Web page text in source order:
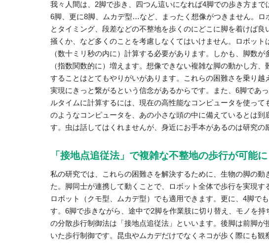
我々人間は、2脚で歩き、四つん這いになれば4脚での歩き方ま
6脚、更に8脚、ムカデ型…など、まったく想像がつきません。
とタイミング、段差などの不整地を歩くのにどこに脚を着けば
掻くか、など多くのことを考慮しなくてはいけません。ロボッ
（数十ミリ秒の内に）計算する必要があります。しかも、脚数
（指数関数的に）増えます。想像できない複雑な脚の動かし方
することはとてもやりがいがあります。これらの困難さを乗り
実現にきっと繋がるという信念があるからです。また、6脚であ
ルタイムに計算するには、現在の高性能なコンピュータを使っ
のようなコンピュータを、あの小さな頭の中に備えているとは
す。虫は話してはくれませんが、身近にお手本があるのは研究の
「接地点追従法」で複雑な不整地の歩行が可能に
私の研究では、これらの困難さを解決するために、生物の脚の
た。脚同士が連携して動くことで、ロボット全体で歩行を実現
ロボット（クモ型、ムカデ型）でも適用できます。更に、4脚で
す。6脚で歩きながら、途中で2脚を作業肢に切り替え、モノを
の分散歩行制御法は「接地点追従法」といいます。後脚は前脚
いた歩行制御です。昆虫やムカデだけでなくネコが歩く際にも